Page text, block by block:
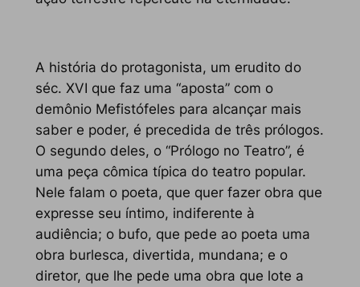
A história do protagonista, um erudito do
séc. XVI que faz uma “aposta” com o
demônio Mefistófeles para alcançar mais
saber e poder, é precedida de três prólogos.
O segundo deles, o “Prólogo no Teatro”, é
uma peça cômica típica do teatro popular.
Nele falam o poeta, que quer fazer obra que
expresse seu íntimo, indiferente à
audiência; o bufo, que pede ao poeta uma
obra burlesca, divertida, mundana; e o
diretor, que lhe pede uma obra que lote a